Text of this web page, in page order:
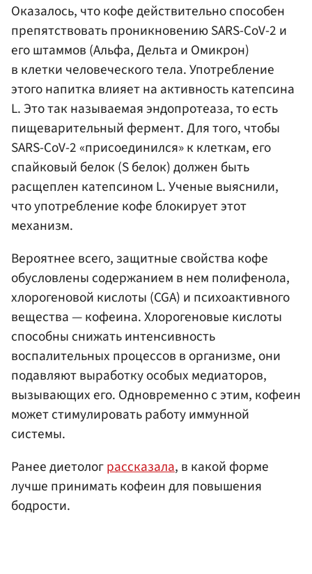
Оказалось, что кофе действительно способен
препятствовать проникновению SARS-CoV-2 и
его штаммов (Альфа, Дельта и Омикрон)
в клетки человеческого тела. Употребление
этого напитка влияет на активность катепсина
L. Это так называемая эндопротеаза, то есть
пищеварительный фермент. Для того, чтобы
SARS-CoV-2 «присоединился» к клеткам, его
спайковый белок (S белок) должен быть
расщеплен катепсином L. Ученые выяснили,
что употребление кофе блокирует этот
механизм.
Вероятнее всего, защитные свойства кофе
обусловлены содержанием в нем полифенола,
хлорогеновой кислоты (CGA) и психоактивного
вещества — кофеина. Хлорогеновые кислоты
способны снижать интенсивность
воспалительных процессов в организме, они
подавляют выработку особых медиаторов,
вызывающих его. Одновременно с этим, кофеин
может стимулировать работу иммунной
системы.
Ранее диетолограссказала, в какой форме
лучше принимать кофеин для повышения
бодрости.